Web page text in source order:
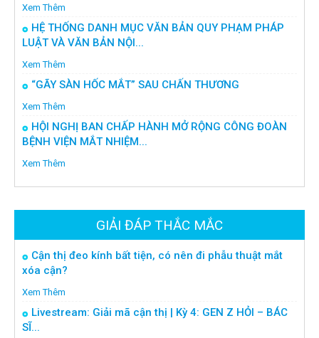
Xem Thêm
HỆ THỐNG DANH MỤC VĂN BẢN QUY PHẠM PHÁP
LUẬT VÀ VĂN BẢN NỘI...
Xem Thêm
“GÃY SÀN HỐC MẮT” SAU CHẤN THƯƠNG
Xem Thêm
HỘI NGHỊ BAN CHẤP HÀNH MỞ RỘNG CÔNG ĐOÀN
BỆNH VIỆN MẮT NHIỆM...
Xem Thêm
GIẢI ĐÁP THẮC MẮC
Cận thị đeo kính bất tiện, có nên đi phẫu thuật mắt
xóa cận?
Xem Thêm
Livestream: Giải mã cận thị | Kỳ 4: GEN Z HỎI – BÁC
SĨ...